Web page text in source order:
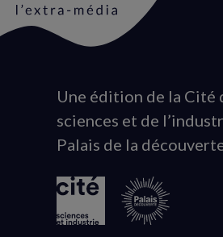
Animation
du
logo
Une édition de la Cité
sciences et de
Palais de la